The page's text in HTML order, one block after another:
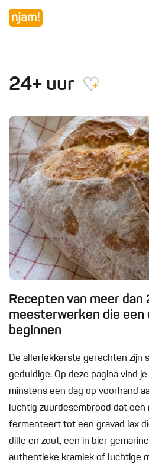
24+ uur
Recepten van meer dan
meesterwerken die een
beginnen
De allerlekkerste gerechten zijn
geduldige. Op deze pagina vind
minstens een dag op voorhand
luchtig zuurdesembrood dat een
fermenteert tot een gravad lax
dille en zout, een in bier
authentieke kramiek of luchtige